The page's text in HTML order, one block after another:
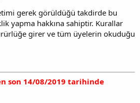
gerek görüldüğü takdirde bu
yapma hakkına sahiptir. Kurallar
girer ve tüm üyelerin okuduğu
son 14/08/2019 tarihinde